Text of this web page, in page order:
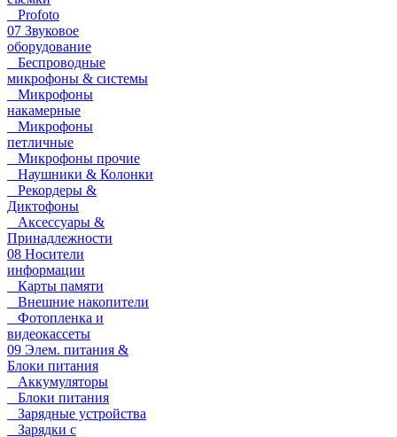
Profoto
07 Звуковое
оборудование
Беспроводные
микрофоны & системы
Микрофоны
накамерные
Микрофоны
петличные
Микрофоны прочие
Наушники & Колонки
Рекордеры &
Диктофоны
Аксессуары &
Принадлежности
08 Носители
информации
Карты памяти
Внешние накопители
Фотопленка и
видеокассеты
09 Элем. питания &
Блоки питания
Аккумуляторы
Блоки питания
Зарядные устройства
Зарядки с